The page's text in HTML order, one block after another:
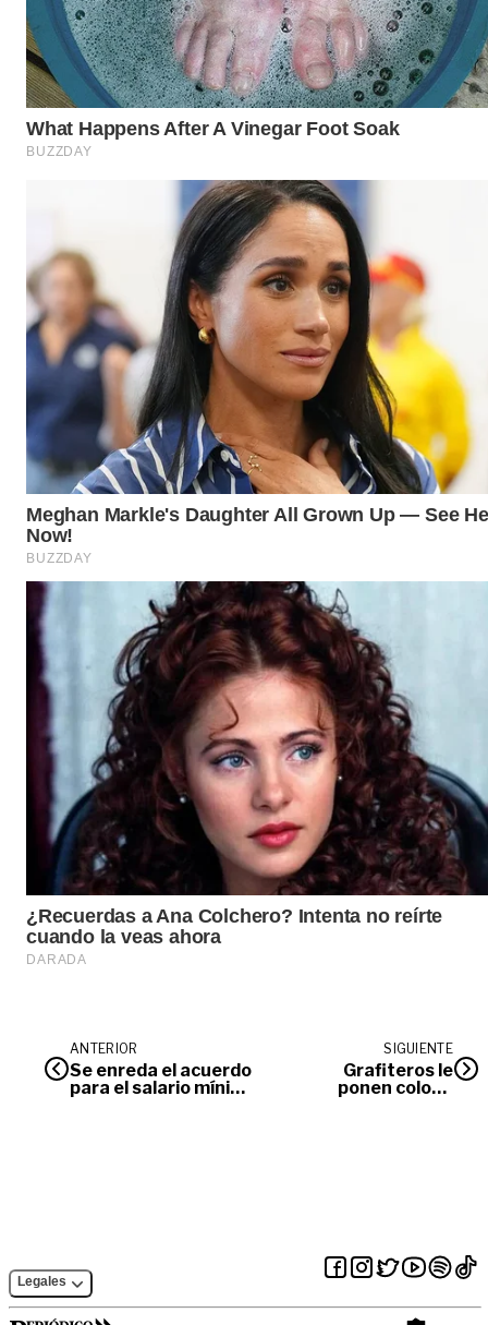
ANTERIOR
Se enreda el acuerdo
para el salario mínimo
SIGUIENTE
Grafiteros le
ponen color a
Legales